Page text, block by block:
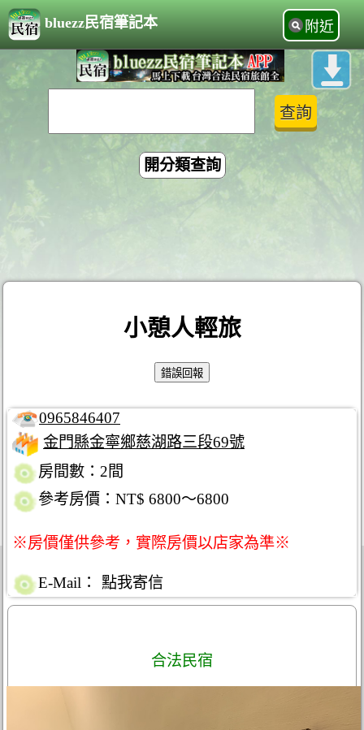
bluezz民宿筆記本 附近
開分類查詢
小憩人輕旅
0965846407
金門縣金寧鄉慈湖路三段69號
房間數：2間
參考房價：NT$ 6800～6800
※房價僅供參考，實際房價以店家為準※
E-Mail： 點我寄信
合法民宿